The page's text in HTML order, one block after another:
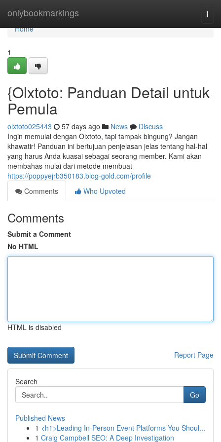
onlybookmarkings
Home
Home
1
{Olxtoto: Panduan Detail untuk
Pemula
olxtoto025443 57 days ago News
Discuss
Ingin memulai dengan Olxtoto, tapi tampak bingung? Jangan
khawatir! Panduan ini bertujuan penjelasan jelas tentang hal-hal
yang harus Anda kuasai sebagai seorang member. Kami akan
membahas mulai dari metode membuat
https://poppyejrb350183.blog-gold.com/profile
Comments
Who Upvoted
Comments
Submit a Comment
No HTML
HTML is disabled
Report Page
Search
Go
Published News
1 <h1>Leading In-Person Event Platforms You Shoul...
1 Craig Campbell SEO: A Deep Investigation